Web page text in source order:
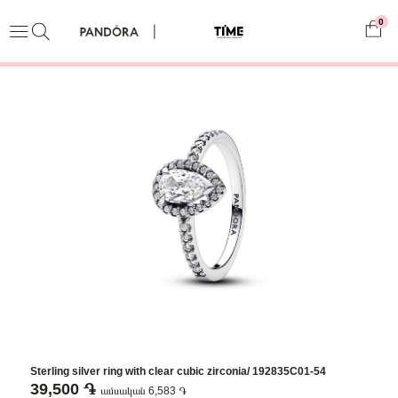
0
Sterling silver ring with clear cubic zirconia/ 192835C01-54
39,500 ֏ամսական 6,583 ֏